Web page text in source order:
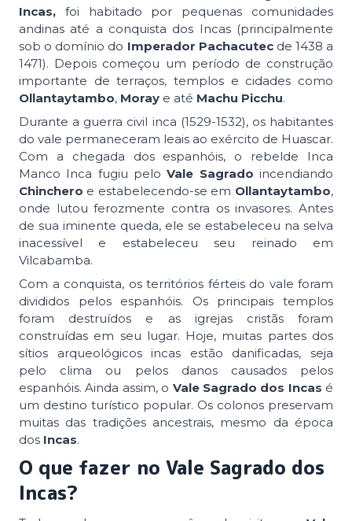
Incas, foi habitado por pequenas comunidades
andinas até a conquista dos Incas (principalmente
sob o domínio do Imperador Pachacutec de 1438 a
1471). Depois começou um período de construção
importante de terraços, templos e cidades como
Ollantaytambo, Moray e até Machu Picchu.
Durante a guerra civil inca (1529-1532), os habitantes
do vale permaneceram leais ao exército de Huascar.
Com a chegada dos espanhóis, o rebelde Inca
Manco Inca fugiu peloVale Sagradoincendiando
Chinchero e estabelecendo-se em Ollantaytambo,
onde lutou ferozmente contra os invasores. Antes
de sua iminente queda, ele se estabeleceu na selva
inacessível e estabeleceu seu reinado em
Vilcabamba.
Com a conquista, os territórios férteis do vale foram
divididos pelos espanhóis. Os principais templos
foram destruídos e as igrejas cristãs foram
construídas em seu lugar. Hoje, muitas partes dos
sítios arqueológicos incas estão danificadas, seja
pelo clima ou pelos danos causados pelos
espanhóis. Ainda assim, o Vale Sagrado dos Incas é
um destino turístico popular. Os colonos preservam
muitas das tradições ancestrais, mesmo da época
dos Incas.
O que fazer no Vale Sagrado dos
Incas?